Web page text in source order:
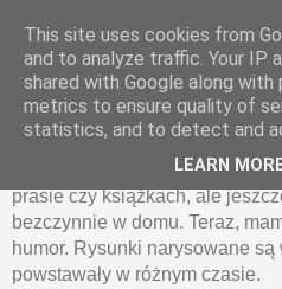
HumoRyski.pl
Humoryski, czyli rysunki
Łanieckiego.
Wiele z zamieszczonych tu
prasie czy książkach, ale
bezczynnie w domu. Teraz,
humor. Rysunki narysowane
powstawały w różnym czasie.
This site uses cookies from
and to analyze traffic. Your IP
shared with Google along
metrics to ensure quality of
statistics, and to detect and
LEARN